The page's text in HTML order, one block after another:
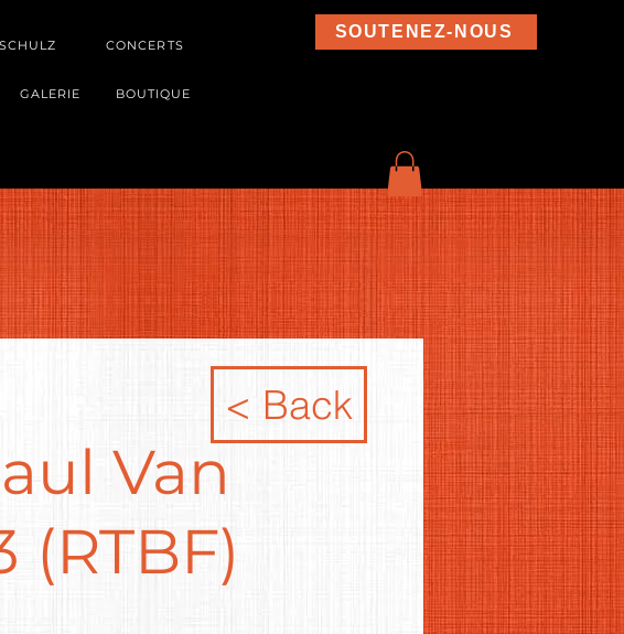
CONCERTS
GALERIE BOUTIQUE
SOUTENEZ-NOUS
< Back
Van
(RTBF)